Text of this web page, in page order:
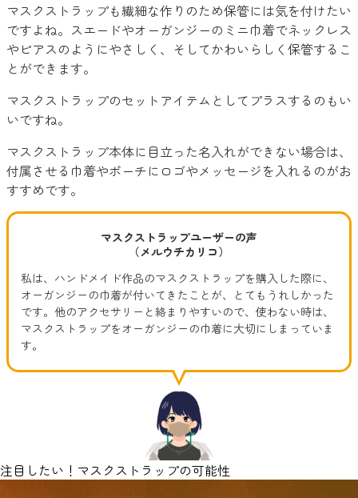
マスクストラップも繊細な作りのため保管には気を付けたい
ですよね。スエードやオーガンジーのミニ巾着でネックレス
やピアスのようにやさしく、そしてかわいらしく保管するこ
とができます。
マスクストラップのセットアイテムとしてプラスするのもい
いですね。
マスクストラップ本体に目立った名入れができない場合は、
付属させる巾着やポーチにロゴやメッセージを入れるのがお
すすめです。
マスクストラップユーザーの声
（メルウチカリコ）
私は、ハンドメイド作品のマスクストラップを購入した際に、
オーガンジーの巾着が付いてきたことが、とてもうれしかった
です。他のアクセサリーと絡まりやすいので、使わない時は、
マスクストラップをオーガンジーの巾着に大切にしまっていま
す。
注目したい！マスクストラップの可能性